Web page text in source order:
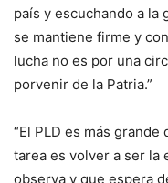
país y escuchando a la
se mantiene firme y
lucha no es por una
porvenir de la Patria.”
“El PLD es más
tarea es volver a ser la
observa y que espera